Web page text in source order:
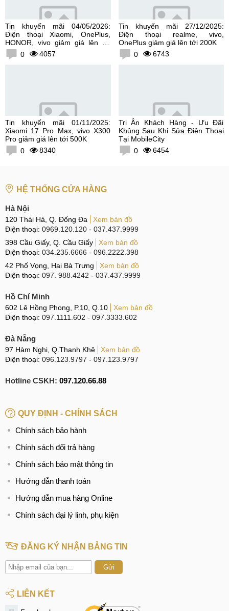
Tin khuyến mãi 04/05/2026:
Điện thoại Xiaomi, OnePlus,
HONOR, vivo giảm giá lên tới
300K0 4057
Tin khuyến mãi 27/12/2025:
Điện thoại realme, vivo,
OnePlus giảm giá lên tới 200K
0
6743
Tin khuyến mãi 01/11/2025:
Xiaomi 17 Pro Max, vivo X300
Pro giảm giá lên tới 500K
0
8340
Tri Ân Khách Hàng - Ưu Đãi
Khủng Sau Khi Sửa Điện Thoại
Tại MobileCity
0
6454
HỆ THỐNG CỬA HÀNG
Hà Nội
120 Thái Hà, Q. Đống Đa
Xem bản đồ
Điện thoại: 0969.120.120 - 037.437.9999
398 Cầu Giấy, Q. Cầu Giấy
Xem bản đồ
Điện thoại: 034.235.6666 - 096.2222.398
42 Phố Vọng, Hai Bà Trưng
Xem bản đồ
Điện thoại: 097. 988.4242 - 037.437.9999
Hồ Chí Minh
602 Lê Hồng Phong, P.10, Q.10
Xem bản đồ
Điện thoại: 097.1111.602 - 097.3333.602
Đà Nẵng
97 Hàm Nghi, Q.Thanh Khê
Xem bản đồ
Điện thoại: 096.123.9797 - 097.123.9797
Hotline CSKH: 097.120.66.88
QUY ĐỊNH - CHÍNH SÁCH
Chính sách bảo hành
Chính sách đổi trả hàng
Chính sách bảo mật thông tin
Hướng dẫn thanh toán
Hướng dẫn mua hàng Online
Chính sách đại lý linh, phụ kiện
ĐĂNG KÝ NHẬN BẢNG TIN
Gửi
LIÊN KẾT